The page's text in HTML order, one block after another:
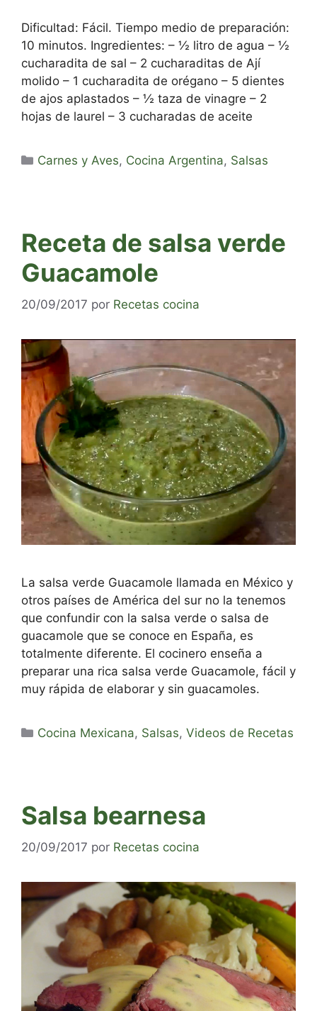
Dificultad: Fácil. Tiempo medio de preparación:
10 minutos. Ingredientes: – ½ litro de agua – ½
cucharadita de sal – 2 cucharaditas de Ají
molido – 1 cucharadita de orégano – 5 dientes
de ajos aplastados – ½ taza de vinagre – 2
hojas de laurel – 3 cucharadas de aceite
Categorías
Carnes y Aves, Cocina Argentina, Salsas
Receta de salsa verde
Guacamole
20/09/2017 por Recetas cocina
La salsa verde Guacamole llamada en México y
otros países de América del sur no la tenemos
que confundir con la salsa verde o salsa de
guacamole que se conoce en España, es
totalmente diferente. El cocinero enseña a
preparar una rica salsa verde Guacamole, fácil y
muy rápida de elaborar y sin guacamoles.
Categorías
Cocina Mexicana, Salsas,Videos de Recetas
Salsa bearnesa
20/09/2017 por Recetas cocina